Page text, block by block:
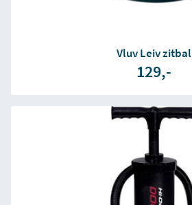
Vluv Leiv zitbal
129,-